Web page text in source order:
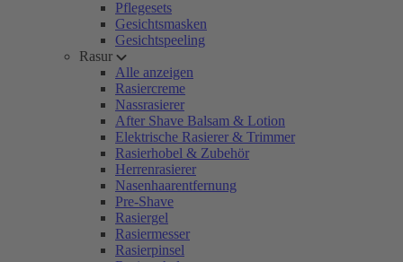
Pflegesets
Gesichtsmasken
Gesichtspeeling
Rasur
Alle anzeigen
Rasiercreme
Nassrasierer
After Shave Balsam & Lotion
Elektrische Rasierer & Trimmer
Rasierhobel & Zubehör
Herrenrasierer
Nasenhaarentfernung
Pre-Shave
Rasiergel
Rasiermesser
Rasierpinsel